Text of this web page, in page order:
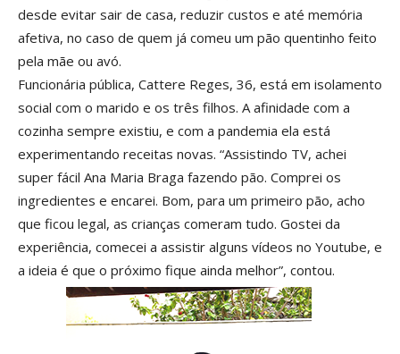
desde evitar sair de casa, reduzir custos e até memória
afetiva, no caso de quem já comeu um pão quentinho feito
pela mãe ou avó.
Funcionária pública, Cattere Reges, 36, está em isolamento
social com o marido e os três filhos. A afinidade com a
cozinha sempre existiu, e com a pandemia ela está
experimentando receitas novas. “Assistindo TV, achei
super fácil Ana Maria Braga fazendo pão. Comprei os
ingredientes e encarei. Bom, para um primeiro pão, acho
que ficou legal, as crianças comeram tudo. Gostei da
experiência, comecei a assistir alguns vídeos no Youtube, e
a ideia é que o próximo fique ainda melhor”, contou.